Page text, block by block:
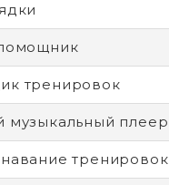
тренировок
музыкальный плеер
тренировок